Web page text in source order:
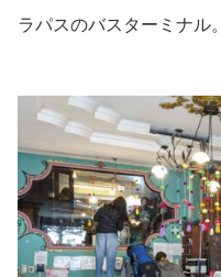
ラパスのバスターミナル。